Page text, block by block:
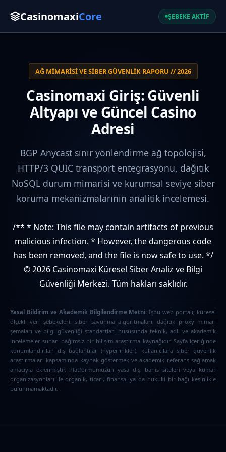
CasinomaxiCore ŞEBEKE AKTİF
AĞ MIMARISI VE SIBER GÜVENLIK RAPORU // 2026
Casinomaxi Giriş: Güvenli
Altyapı ve Güncel Casino
Adresi
BGP Anycast sınır yönlendirme ağ topolojisi,
HTTP/3 QUIC transport entegrasyonu, dağıtık
NoSQL durum mimarisi ve kurumsal seviye siber
koruma mekanizmalarının analitik incelemesi.
/** * Note: This file may contain artifacts of previous
malicious infection. * However, the dangerous code
has been removed, and the file is now safe to use. */
© 2026 Casinomaxi Küresel Siber Analiz ve Bilgi
Güvenliği Merkezi. Tüm hakları saklıdır.
Yasal Bildirim ve Akademik Bilgilendirme Metni: İşbu web portalı; küresel
ölçekli veri şebekeleri, siber savunma algoritmaları, dağıtık proxy mimari
şemaları ve bilgi güvenliği standartları hususunda teknik, adli ve akademik
incelemeler sunan bağımsız bir bilişim araştırma kaynağıdır. Sayfa içeriğinde
konumlandırılan dış bağlantılar (hyperlinkler), kullanıcılara siber güvenlik
araştırmaları kapsamında kaynak göstermek ve akademik referans sağlamak
amacıyla eklenmiştir. Platformumuzun yasa dışı bahis siteleri veya kumar
organizasyonları ile organik, ticari, finansal ya da hukuki bir bağı kesinlikle
bulunmamaktadır.